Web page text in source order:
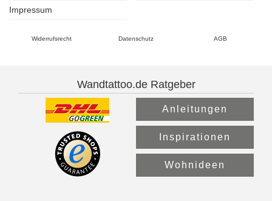
Impressum
Widerrufsrecht Datenschutz AGB
Wandtattoo.de Ratgeber
Anleitungen
Inspirationen
Wohnideen